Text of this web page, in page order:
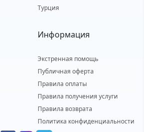
Турция
Информация
Экстренная помощь
Публичная оферта
Правила оплаты
Правила получения услуги
Правила возврата
Политика конфиденциальности